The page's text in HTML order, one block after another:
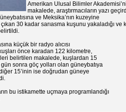
Amerikan Ulusal Bilimler
makalede, araştırmacıların yazı
ve Meksika’nın kuzeyine
30 kadar sarıasma kuşunu yakaladığı
küçük bir radyo alıcısı
önce karadan 122 kilometre,
belirtilen makalede, kuşlardan 15
gün sonra göç yolları olan güneybatıya
15’inin ise doğrudan güneye
bu istikamette uçmaya programlandığı